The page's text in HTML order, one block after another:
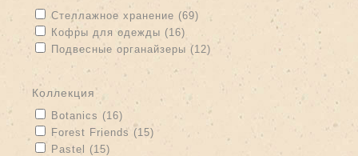
Apply Стеллажное хранение filter
Стеллажное хранение (69) Apply Стеллажное хранение
Apply Кофры для одежды filter
Кофры для одежды (16) Apply Кофры для одежды filter
Apply Подвесные органайзеры filter
Подвесные органайзеры (12)
Apply Подвесные органайзеры filter
коллекция
Apply Botanics filter
Botanics (16) Apply Botanics filter
Apply Forest Friends filter
Forest Friends (15)
Apply Pastel filter
Pastel (15)